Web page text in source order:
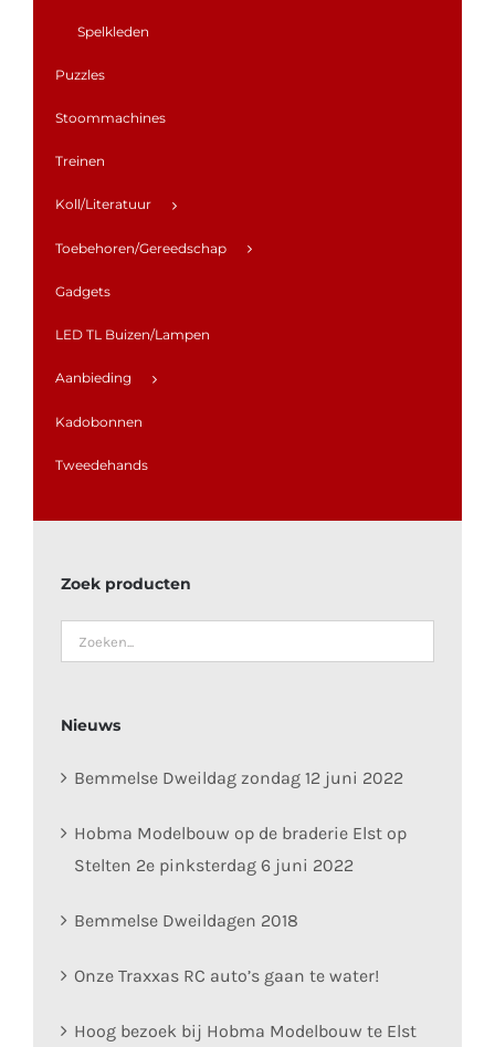
Spelkleden
Puzzles
Stoommachines
Treinen
Koll/Literatuur
Toebehoren/Gereedschap
Gadgets
LED TL Buizen/Lampen
Aanbieding
Kadobonnen
Tweedehands
Zoek producten
Nieuws
Bemmelse Dweildag zondag 12 juni 2022
Hobma Modelbouw op de braderie Elst op
Stelten 2e pinksterdag 6 juni 2022
Bemmelse Dweildagen 2018
Onze Traxxas RC auto’s gaan te water!
Hoog bezoek bij Hobma Modelbouw te Elst